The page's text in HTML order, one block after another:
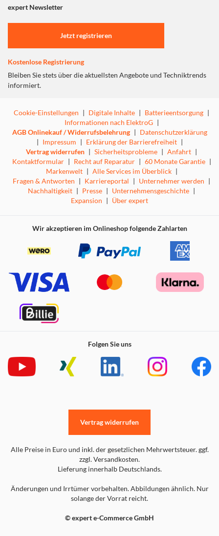
"Marketing".
Einstellungen anpassen
expert Newsletter
Jetzt registrieren
Kostenlose Registrierung
Bleiben Sie stets über die aktuellsten Angebote und Techniktrends
informiert.
Cookie-Einstellungen | Digitale Inhalte | Batterieentsorgung |
Informationen nach ElektroG |
AGB Onlinekauf / Widerrufsbelehrung | Datenschutzerklärung
| Impressum | Erklärung der Barrierefreiheit |
Vertrag widerrufen | Sicherheitsprobleme | Anfahrt |
Kontaktformular | Recht auf Reparatur | 60 Monate Garantie |
Markenwelt | Alle Services im Überblick |
Fragen & Antworten | Karriereportal | Unternehmer werden |
Nachhaltigkeit | Presse | Unternehmensgeschichte |
Expansion | Über expert
Wir akzeptieren im Onlineshop folgende Zahlarten
Folgen Sie uns
Alle Preise in Euro und inkl. der gesetzlichen Mehrwertsteuer. ggf.
zzgl. Versandkosten.
Lieferung innerhalb Deutschlands.
Änderungen und Irrtümer vorbehalten. Abbildungen ähnlich. Nur
solange der Vorrat reicht.
© expert e-Commerce GmbH
Vertrag widerrufen